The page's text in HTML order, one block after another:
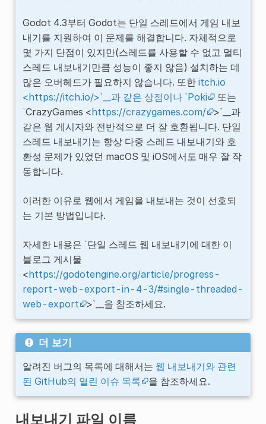
Godot 4.3부터 Godot는 단일 스레드에서 게임 내보
내기를 지원하여 이 문제를 해결합니다. 자체적으로
몇 가지 단점이 있지만(스레드를 사용할 수 없고 멀티
스레드 내보내기만큼 성능이 좋지 않음) 설치하는 데
많은 오버헤드가 필요하지 않습니다. 또한 itch.io
<https://itch.io/>`__과 같은 상점이나 `Poki
또는
`CrazyGames <https://crazygames.com/
>`__과
같은 웹 게시자와 전반적으로 더 잘 호환됩니다. 단일
스레드 내보내기는 항상 다중 스레드 내보내기와 호
환성 문제가 있었던 macOS 및 iOS에서도 매우 잘 작
동합니다.
이러한 이유로 웹에서 게임을 내보내는 것이 선호되
는 기본 방법입니다.
자세한 내용은 `단일 스레드 웹 내보내기에 대한 이
블로그 게시물
<https://godotengine.org/article/progress-
report-web-export-in-4-3/#single-threaded-
web-export
>`__을 참조하세요.
더 보기
알려진 버그의 목록에 대해서는 웹 내보내기와 관련
된 GitHub의 열린 이슈 목록
을 참조하세요.
내보내기 파일 이름